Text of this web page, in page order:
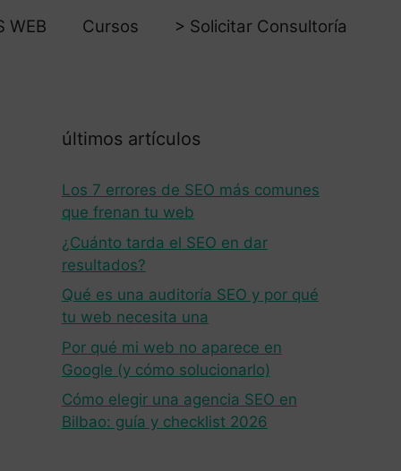
WEB Cursos > Solicitar Consultoría
últimos artículos
Los 7 errores de SEO más comunes
que frenan tu web
¿Cuánto tarda el SEO en dar
resultados?
Qué es una auditoría SEO y por qué
tu web necesita una
Por qué mi web no aparece en
Google (y cómo solucionarlo)
Cómo elegir una agencia SEO en
Bilbao: guía y checklist 2026